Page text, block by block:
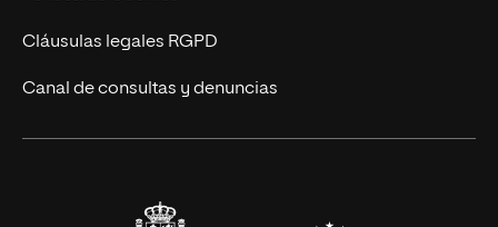
Diseño
Ciencias de la Salud
Cláusulas legales RGPD
Canal de consultas y denuncias